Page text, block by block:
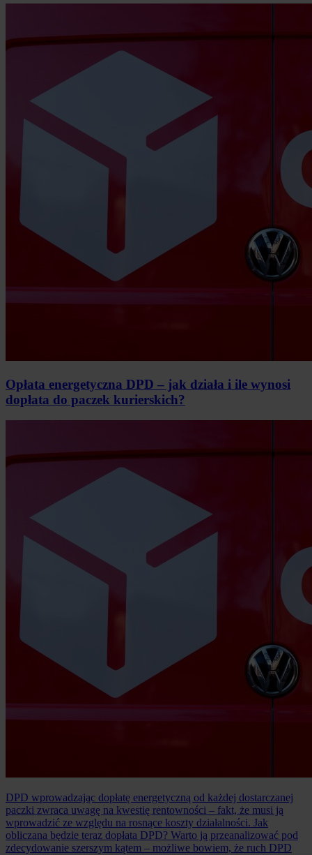
Opłata energetyczna DPD – jak działa i ile wynosi
dopłata do paczek kurierskich?
DPD wprowadzając dopłatę energetyczną od każdej dostarczanej
paczki zwraca uwagę na kwestię rentowności – fakt, że musi ją
wprowadzić ze względu na rosnące koszty działalności. Jak
obliczana będzie teraz dopłata DPD? Warto ją przeanalizować pod
zdecydowanie szerszym kątem – możliwe bowiem, że ruch DPD